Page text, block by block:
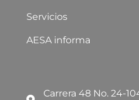
Servicios
AESA informa
Carrera 48 No. 24-